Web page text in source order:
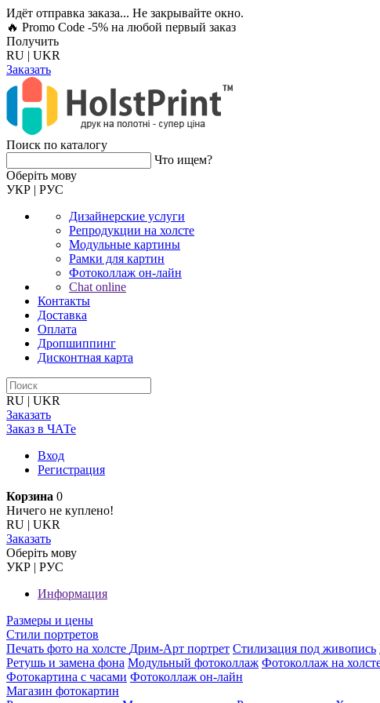
Идёт отправка заказа... Не закрывайте окно.
🔥 Promo Code -5% на любой первый заказ
Получить
RU | UKR
Заказать
Поиск по каталогу
Что ищем?
Оберiть мову
УКР | РУС
Дизайнерские услуги
Репродукции на холсте
Модульные картины
Рамки для картин
Фотоколлаж он-лайн
Chat online
Контакты
Доставка
Оплата
Дропшиппинг
Дисконтная карта
RU | UKR
Заказать
Заказ в ЧАТе
Вход
Регистрация
Корзина 0
Ничего не куплено!
RU | UKR
Заказать
Оберiть мову
УКР | РУС
Информация
Размеры и цены
Стили портретов
Печать фото на холсте Дрим-Арт портрет Стилизация под живопись
Ретушь и замена фона Модульный фотоколлаж Фотоколлаж на
Фотокартина с часами Фотоколлаж он-лайн
Магазин фотокартин